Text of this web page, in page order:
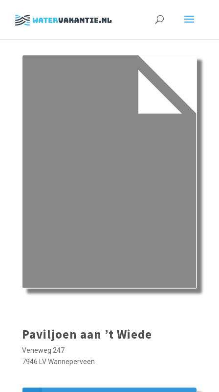
Zoeken
Paviljoen aan ’t Wiede
Veneweg 247
7946 LV Wanneperveen